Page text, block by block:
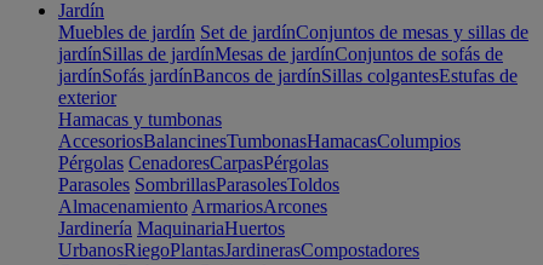
Jardín
Muebles de jardín Set de jardínConjuntos de mesas y sillas de
jardínSillas de jardínMesas de jardínConjuntos de sofás de
jardínSofás jardínBancos de jardínSillas colgantesEstufas de
exterior
Hamacas y tumbonas
AccesoriosBalancinesTumbonasHamacasColumpios
Pérgolas CenadoresCarpasPérgolas
Parasoles SombrillasParasolesToldos
Almacenamiento ArmariosArcones
Jardinería MaquinariaHuertos
UrbanosRiegoPlantasJardinerasCompostadores